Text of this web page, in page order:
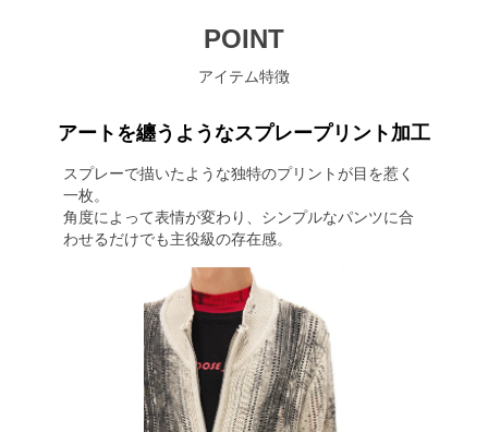
POINT
アイテム特徴
アートを纏うようなスプレープリント加工
スプレーで描いたような独特のプリントが目を惹く
一枚。
角度によって表情が変わり、シンプルなパンツに合
わせるだけでも主役級の存在感。